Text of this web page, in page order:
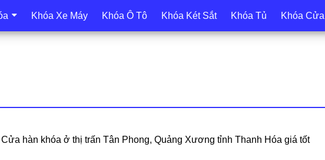
Khóa Xe Máy Khóa Ô Tô Khóa Két Sắt Khóa Tủ Khóa Cửa
Cửa hàn khóa ở thị trấn Tân Phong, Quảng Xương tỉnh Thanh Hóa giá tốt